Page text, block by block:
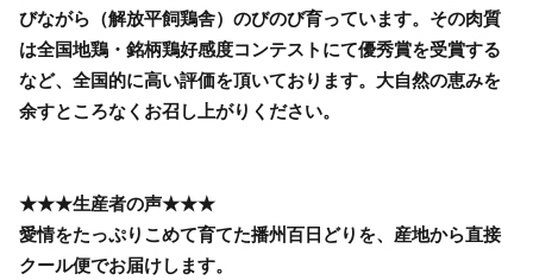
びながら（解放平飼鶏舎）のびのび育っています。その肉質
は全国地鶏・銘柄鶏好感度コンテストにて優秀賞を受賞する
など、全国的に高い評価を頂いております。大自然の恵みを
余すところなくお召し上がりください。
★★★生産者の声★★★
愛情をたっぷりこめて育てた播州百日どりを、産地から直接
クール便でお届けします。